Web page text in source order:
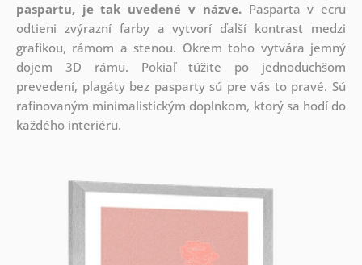
paspartu, je tak uvedené v názve.Pasparta v ecru
odtieni zvýrazní farby a vytvorí ďalší kontrast medzi
grafikou, rámom a stenou. Okrem toho vytvára jemný
dojem 3D rámu. Pokiaľ túžite po jednoduchšom
prevedení, plagáty bez pasparty sú pre vás to pravé. Sú
rafinovaným minimalistickým doplnkom, ktorý sa hodí do
každého interiéru.